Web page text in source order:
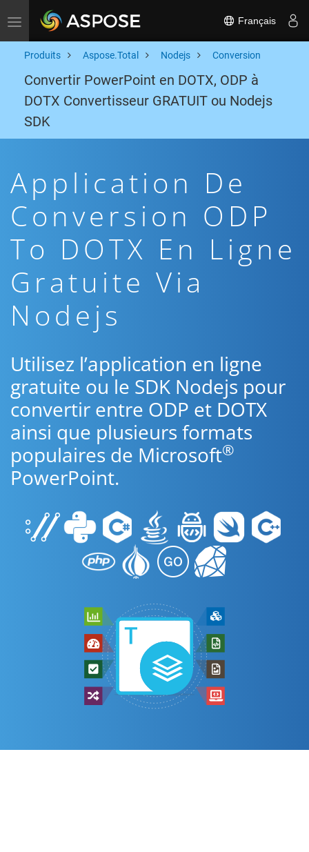
Toggle navigation Français
Produits Aspose.Total Nodejs Conversion
Convertir PowerPoint en DOTX, ODP à
DOTX Convertisseur GRATUIT ou Nodejs
SDK
Application De
Conversion ODP
To DOTX En Ligne
Gratuite Via
Nodejs
Utilisez l’application en ligne
gratuite ou le SDK Nodejs pour
convertir entre ODP et DOTX
ainsi que plusieurs formats
populaires de Microsoft®
PowerPoint.